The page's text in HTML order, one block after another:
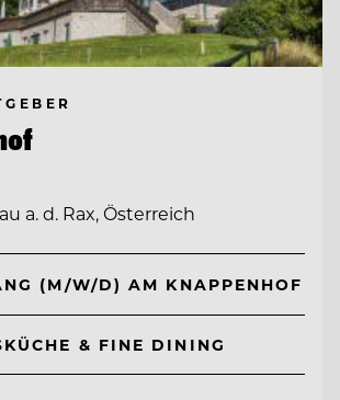
a. d. Rax, Österreich
(M/W/D) AM KNAPPENHOF
& FINE DINING